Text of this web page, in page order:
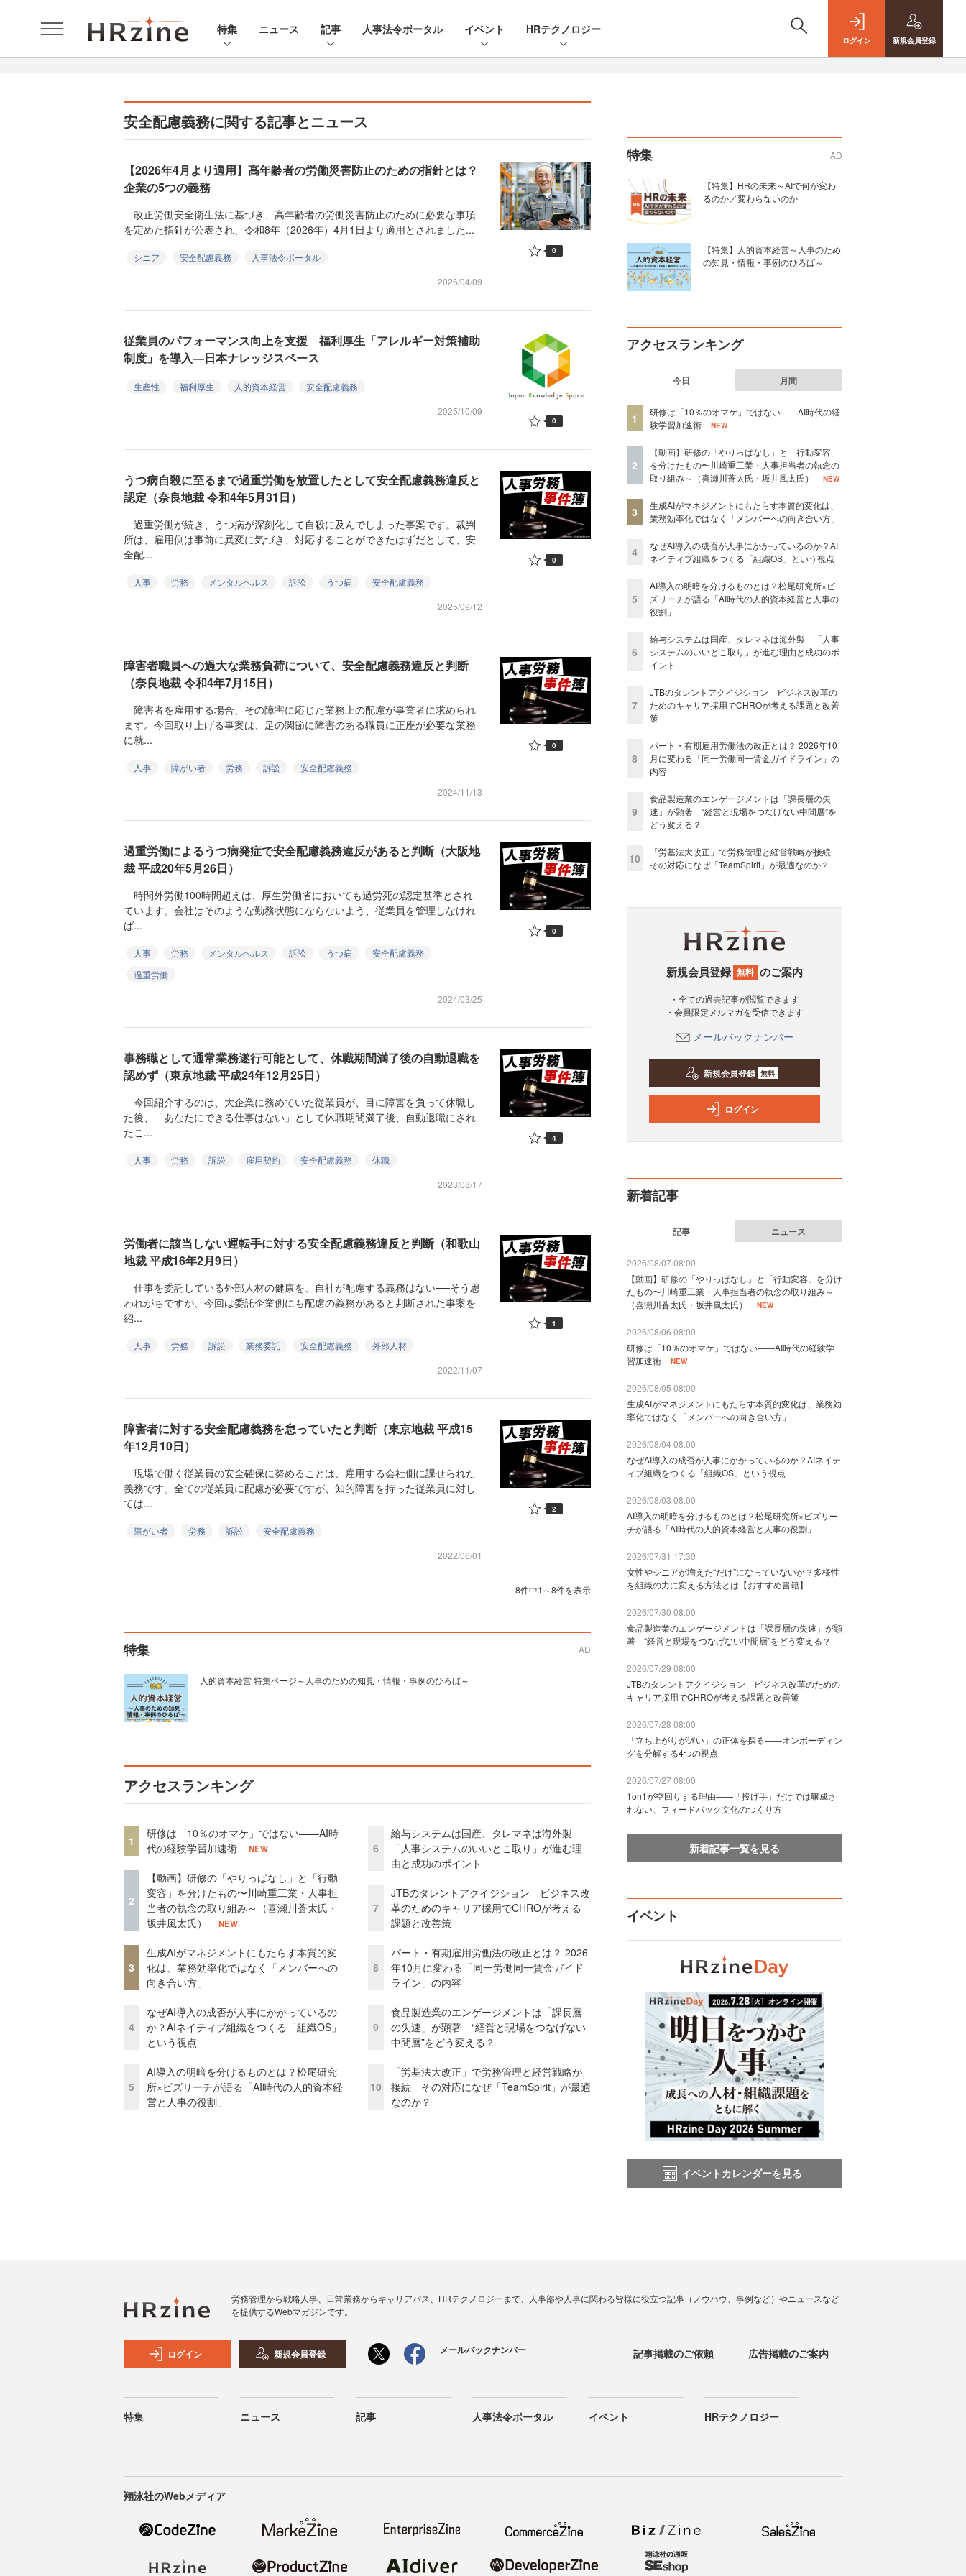
特集 ニュース 記事 人事法令ポータル イベント HRテクノロジー
ログイン 新規会員登録
安全配慮義務に関する記事とニュース
【2026年4月より適用】高年齢者の労働災害防止のための指針とは？
企業の5つの義務
改正労働安全衛生法に基づき、高年齢者の労働災害防止のために必要な事項
を定めた指針が公表され、令和8年（2026年）4月1日より適用とされました...
シニア 安全配慮義務
人事法令ポータル
2026/04/09
0
従業員のパフォーマンス向上を支援 福利厚生「アレルギー対策補助
制度」を導入—日本ナレッジスペース
生産性 福利厚生 人的資本経営
安全配慮義務
2025/10/09
0
うつ病自殺に至るまで過重労働を放置したとして安全配慮義務違反と
認定（奈良地裁 令和4年5月31日）
過重労働が続き、うつ病が深刻化して自殺に及んでしまった事案です。裁判
所は、雇用側は事前に異変に気づき、対応することができたはずだとして、安
全配...
人事 労務 メンタルヘルス 訴訟 うつ病
安全配慮義務
2025/09/12
0
障害者職員への過大な業務負荷について、安全配慮義務違反と判断
（奈良地裁 令和4年7月15日）
障害者を雇用する場合、その障害に応じた業務上の配慮が事業者に求められ
ます。今回取り上げる事案は、足の関節に障害のある職員に正座が必要な業務
に就...
人事 障がい者 労務 訴訟
安全配慮義務
2024/11/13
0
過重労働によるうつ病発症で安全配慮義務違反があると判断（大阪地
裁 平成20年5月26日）
時間外労働100時間超えは、厚生労働省においても過労死の認定基準とされ
ています。会社はそのような勤務状態にならないよう、従業員を管理しなけれ
ば...
人事 労務 メンタルヘルス 訴訟 うつ病
安全配慮義務
過重労働
2024/03/25
0
事務職として通常業務遂行可能として、休職期間満了後の自動退職を
認めず（東京地裁 平成24年12月25日）
今回紹介するのは、大企業に務めていた従業員が、目に障害を負って休職し
た後、「あなたにできる仕事はない」として休職期間満了後、自動退職にされ
たこ...
人事 労務 訴訟 雇用契約 安全配慮義務
休職
2023/08/17
4
労働者に該当しない運転手に対する安全配慮義務違反と判断（和歌山
地裁 平成16年2月9日）
仕事を委託している外部人材の健康を、自社が配慮する義務はない──そう思
われがちですが、今回は委託企業側にも配慮の義務があると判断された事案を
紹...
人事 労務 訴訟 業務委託 安全配慮義務
外部人材
2022/11/07
1
障害者に対する安全配慮義務を怠っていたと判断（東京地裁 平成15
年12月10日）
現場で働く従業員の安全確保に努めることは、雇用する会社側に課せられた
義務です。全ての従業員に配慮が必要ですが、知的障害を持った従業員に対し
ては...
障がい者 労務 訴訟
安全配慮義務
2022/06/01
2
8件中1～8件を表示
特集 AD
人的資本経営 特集ページ～人事のための知見・情報・事例のひろば～
アクセスランキング
1
研修は「10％のオマケ」ではない——AI時
代の経験学習加速術
NEW
2
【動画】研修の「やりっぱなし」と「行動
変容」を分けたもの〜川崎重工業・人事担
当者の執念の取り組み～（喜瀬川蒼太氏・
坂井風太氏）
NEW
3
生成AIがマネジメントにもたらす本質的変
化は、業務効率化ではなく「メンバーへの
向き合い方」
4
なぜAI導入の成否が人事にかかっているの
か？AIネイティブ組織をつくる「組織OS」
という視点
5
AI導入の明暗を分けるものとは？松尾研究
所×ビズリーチが語る「AI時代の人的資本経
営と人事の役割」
6
給与システムは国産、タレマネは海外製
「人事システムのいいとこ取り」が進む理
由と成功のポイント
7
JTBのタレントアクイジション ビジネス改
革のためのキャリア採用でCHROが考える
課題と改善策
8
パート・有期雇用労働法の改正とは？ 2026
年10月に変わる「同一労働同一賃金ガイド
ライン」の内容
9
食品製造業のエンゲージメントは「課長層
の失速」が顕著 “経営と現場をつなげない
中間層”をどう変える？
10
「労基法大改正」で労務管理と経営戦略が
接続 その対応になぜ「TeamSpirit」が最適
なのか？
特集 AD
【特集】HRの未来～AIで何が変わ
るのか／変わらないのか
【特集】人的資本経営～人事のため
の知見・情報・事例のひろば～
アクセスランキング
今日 月間
1
研修は「10％のオマケ」ではない——AI時代の経
験学習加速術
NEW
2
【動画】研修の「やりっぱなし」と「行動変容」
を分けたもの〜川崎重工業・人事担当者の執念の
取り組み～（喜瀬川蒼太氏・坂井風太氏）
NEW
3
生成AIがマネジメントにもたらす本質的変化は、
業務効率化ではなく「メンバーへの向き合い方」
4
なぜAI導入の成否が人事にかかっているのか？AI
ネイティブ組織をつくる「組織OS」という視点
5
AI導入の明暗を分けるものとは？松尾研究所×ビ
ズリーチが語る「AI時代の人的資本経営と人事の
役割」
6
給与システムは国産、タレマネは海外製 「人事
システムのいいとこ取り」が進む理由と成功のポ
イント
7
JTBのタレントアクイジション ビジネス改革の
ためのキャリア採用でCHROが考える課題と改善
策
8
パート・有期雇用労働法の改正とは？ 2026年10
月に変わる「同一労働同一賃金ガイドライン」の
内容
9
食品製造業のエンゲージメントは「課長層の失
速」が顕著 “経営と現場をつなげない中間層”を
どう変える？
10
「労基法大改正」で労務管理と経営戦略が接続
その対応になぜ「TeamSpirit」が最適なのか？
新規会員登録 無料 のご案内
・全ての過去記事が閲覧できます
・会員限定メルマガを受信できます
メールバックナンバー
新規会員登録 無料
ログイン
新着記事
記事 ニュース
2026/08/07 08:00
【動画】研修の「やりっぱなし」と「行動変容」を分け
たもの〜川崎重工業・人事担当者の執念の取り組み～
（喜瀬川蒼太氏・坂井風太氏）
NEW
2026/08/06 08:00
研修は「10％のオマケ」ではない——AI時代の経験学
習加速術
NEW
2026/08/05 08:00
生成AIがマネジメントにもたらす本質的変化は、業務効
率化ではなく「メンバーへの向き合い方」
2026/08/04 08:00
なぜAI導入の成否が人事にかかっているのか？AIネイテ
ィブ組織をつくる「組織OS」という視点
2026/08/03 08:00
AI導入の明暗を分けるものとは？松尾研究所×ビズリー
チが語る「AI時代の人的資本経営と人事の役割」
2026/07/31 17:30
女性やシニアが増えた“だけ”になっていないか？多様性
を組織の力に変える方法とは【おすすめ書籍】
2026/07/30 08:00
食品製造業のエンゲージメントは「課長層の失速」が顕
著 “経営と現場をつなげない中間層”をどう変える？
2026/07/29 08:00
JTBのタレントアクイジション ビジネス改革のための
キャリア採用でCHROが考える課題と改善策
2026/07/28 08:00
「立ち上がりが遅い」の正体を探る——オンボーディン
グを分解する4つの視点
2026/07/27 08:00
1on1が空回りする理由——「投げ手」だけでは醸成さ
れない、フィードバック文化のつくり方
新着記事一覧を見る
イベント
イベントカレンダーを見る
労務管理から戦略人事、日常業務からキャリアパス、HRテクノロジーまで、人事部や人事に関わる皆様に役立つ記事（ノウハウ、事例など）やニュースなど
を提供するWebマガジンです。
ログイン 新規会員登録 メールバックナンバー 記事掲載のご依頼 広告掲載のご案内
特集 ニュース 記事 人事法令ポータル イベント HRテクノロジー
翔泳社のWebメディア